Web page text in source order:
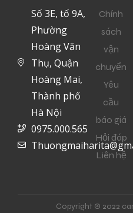
Số 3E, tổ 9A,
Phường
Hoàng Văn
Thụ, Quận
Hoàng Mai,
Thành phố
Hà Nội
0975.000.565
Chính
sách
vận
chuyển
Yêu
cầu
báo giá
Hỏi đáp
Liên hệ
Copyright © 2022